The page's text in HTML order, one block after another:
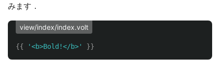
みます．
view/index/index.volt
{{ '<b>Bold!</b>' }}